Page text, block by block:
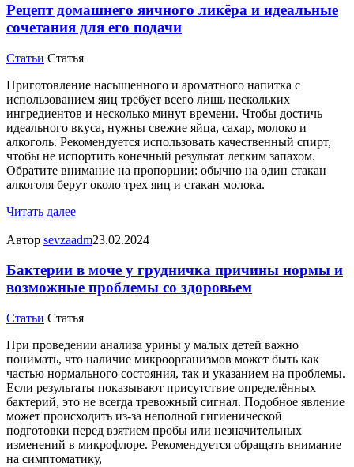
Рецепт домашнего яичного ликёра и идеальные
сочетания для его подачи
Статьи Статья
Приготовление насыщенного и ароматного напитка с
использованием яиц требует всего лишь нескольких
ингредиентов и несколько минут времени. Чтобы достичь
идеального вкуса, нужны свежие яйца, сахар, молоко и
алкоголь. Рекомендуется использовать качественный спирт,
чтобы не испортить конечный результат легким запахом.
Обратите внимание на пропорции: обычно на один стакан
алкоголя берут около трех яиц и стакан молока.
Читать далее
Автор sevzaadm23.02.2024
Бактерии в моче у грудничка причины нормы и
возможные проблемы со здоровьем
Статьи Статья
При проведении анализа урины у малых детей важно
понимать, что наличие микроорганизмов может быть как
частью нормального состояния, так и указанием на проблемы.
Если результаты показывают присутствие определённых
бактерий, это не всегда тревожный сигнал. Подобное явление
может происходить из-за неполной гигиенической
подготовки перед взятием пробы или незначительных
изменений в микрофлоре. Рекомендуется обращать внимание
на симптоматику,